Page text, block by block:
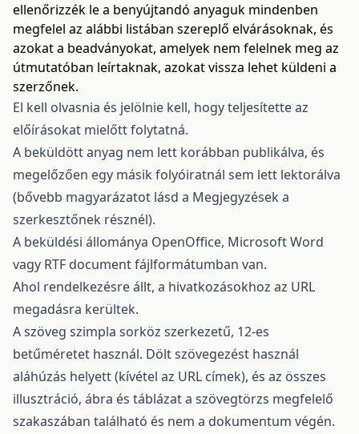
ellenőrizzék le a benyújtandó anyaguk mindenben
megfelel az alábbi listában szereplő elvárásoknak, és
azokat a beadványokat, amelyek nem felelnek meg az
útmutatóban leírtaknak, azokat vissza lehet küldeni a
szerzőnek.
El kell olvasnia és jelölnie kell, hogy teljesítette az
előírásokat mielőtt folytatná.
A beküldött anyag nem lett korábban publikálva, és
megelőzően egy másik folyóiratnál sem lett lektorálva
(bővebb magyarázatot lásd a Megjegyzések a
szerkesztőnek résznél).
A beküldési állománya OpenOffice, Microsoft Word
vagy RTF document fájlformátumban van.
Ahol rendelkezésre állt, a hivatkozásokhoz az URL
megadásra kerültek.
A szöveg szimpla sorköz szerkezetű, 12-es
betűméretet használ. Dölt szövegezést használ
aláhúzás helyett (kívétel az URL címek), és az összes
illusztráció, ábra és táblázat a szövegtörzs megfelelő
szakaszában található és nem a dokumentum végén.